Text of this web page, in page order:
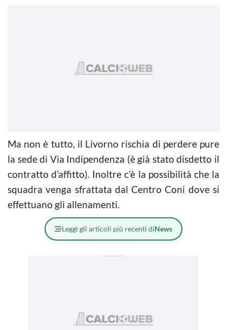
Ma non è tutto, il Livorno rischia di perdere pure
la sede di Via Indipendenza (è già stato disdetto il
contratto d’affitto). Inoltre c’è la possibilità che la
squadra venga sfrattata dal Centro Coni dove si
effettuano gli allenamenti.
Leggi gli articoli più recenti diNews